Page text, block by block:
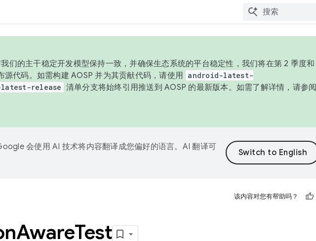
们的主干稳定开发模型保持一致，并确保生态系统的平台稳定性，我们将在第 2 季度和
源代码。如需构建 AOSP 并为其贡献代码，请使用 android-latest-
release 清单分支将始终引用推送到 AOSP 的最新版本。如需了解详情，请参阅
会使用 AI 技术将内容翻译成您偏好的语言。AI 翻译可
该内容对您有帮助吗？
AwareTest